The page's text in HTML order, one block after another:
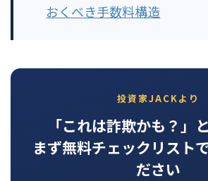
おくべき手数料構造
投資家JACKより
「これは詐欺かも？」
まず無料チェックリスト
ださい